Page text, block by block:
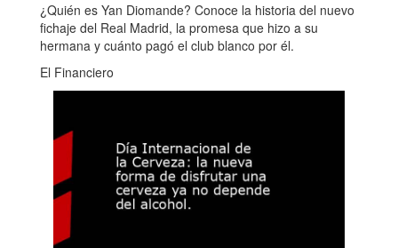
¿Quién es Yan Diomande? Conoce la historia del nuevo
fichaje del Real Madrid, la promesa que hizo a su
hermana y cuánto pagó el club blanco por él.
El Financiero